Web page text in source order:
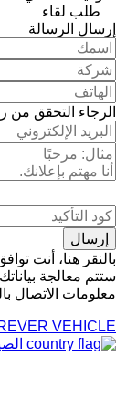
طلب لقاء
إرسال الرسالة
الرجاء التحقق من
بالنقر هنا، أنت
ستتم معالجة
معلومات الاتصال
VEHICLE